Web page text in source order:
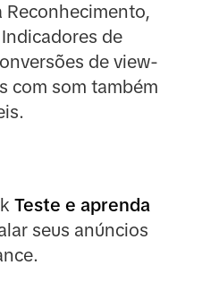
Reconhecimento,
Indicadores de
de view-
com som também
Teste e aprenda
seus anúncios